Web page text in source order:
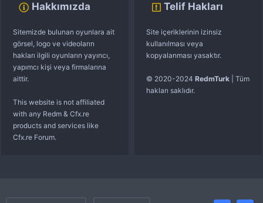
Hakkımızda
Sitemizde bulunan oyunlara ait
görsel, logo ve videoların
hakları ilgili oyunların yayıncı,
yapımcı kişi veya firmalarına
aittir.
This website is not affiliated
with any Redm & Cfx.re
products and services like
Cfx.re Forum.
Telif Hakları
Site içeriklerinin izinsiz
kullanılması veya
kopyalanması yasaktır.
© 2020-2024 RedmTurk | Tüm
hakları saklıdır.